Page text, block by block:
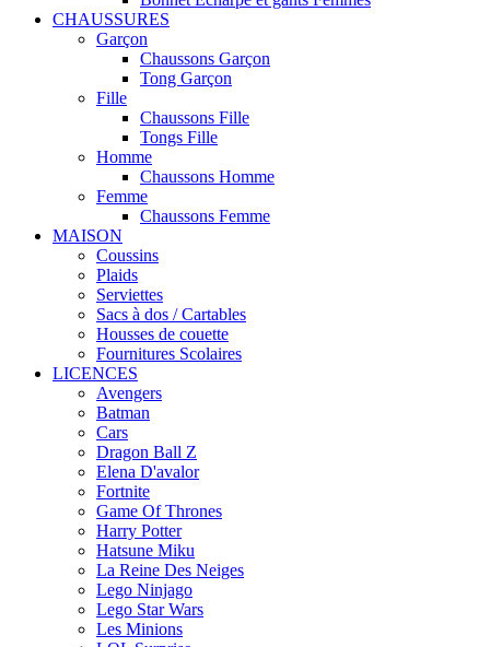
CHAUSSURES
Garçon
Chaussons Garçon
Tong Garçon
Fille
Chaussons Fille
Tongs Fille
Homme
Chaussons Homme
Femme
Chaussons Femme
MAISON
Coussins
Plaids
Serviettes
Sacs à dos / Cartables
Housses de couette
Fournitures Scolaires
LICENCES
Avengers
Batman
Cars
Dragon Ball Z
Elena D'avalor
Fortnite
Game Of Thrones
Harry Potter
Hatsune Miku
La Reine Des Neiges
Lego Ninjago
Lego Star Wars
Les Minions